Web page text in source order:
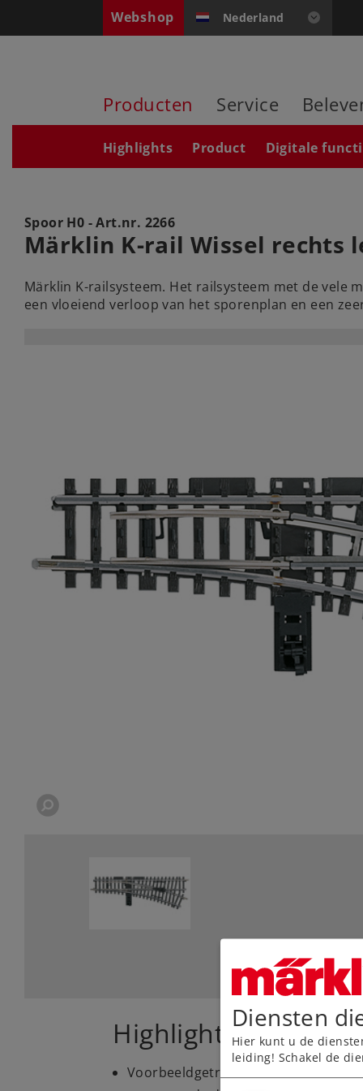
Webshop Nederland
Producten Service
Highlights Product Digitale
Spoor H0 - Art.nr. 2266
Märklin K-rail Wissel rechts
Märklin K-railsysteem. Het railsysteem met de vele
een vloeiend verloop van het sporenplan en een
Highlights
Voorbeeldgetrouwe massieve
Diensten
Hier kunt u de
leiding! Schakel de